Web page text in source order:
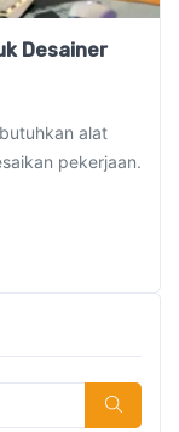
Desainer
alat
pekerjaan.